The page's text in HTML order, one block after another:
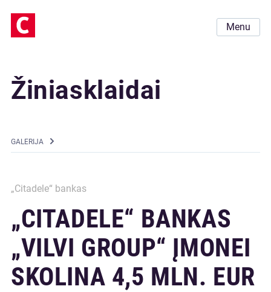
Menu
Žiniasklaidai
GALERIJA
„Citadele“ bankas
„CITADELE“ BANKAS
„VILVI GROUP“ ĮMONEI
SKOLINA 4,5 MLN. EUR